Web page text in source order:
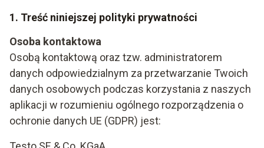
1. Treść niniejszej polityki prywatności
Osoba kontaktowa
Osobą kontaktową oraz tzw. administratorem
danych odpowiedzialnym za przetwarzanie Twoich
danych osobowych podczas korzystania z naszych
aplikacji w rozumieniu ogólnego rozporządzenia o
ochronie danych UE (GDPR) jest: